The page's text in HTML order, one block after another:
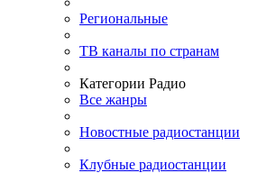
Региональные
ТВ каналы по странам
Категории Радио
Все жанры
Новостные радиостанции
Клубные радиостанции